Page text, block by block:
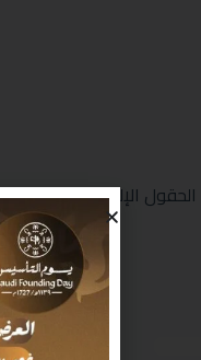
الحقول الإلزامية مشار إليها